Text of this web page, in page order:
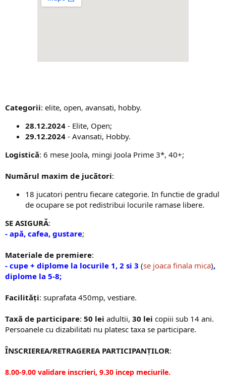
Categorii: elite, open, avansati, hobby.
28.12.2024 - Elite, Open;
29.12.2024 - Avansati, Hobby.
Logistică: 6 mese Joola, mingi Joola Prime 3*, 40+;
Numărul maxim de jucători:
18 jucatori pentru fiecare categorie. In functie de gradul
de ocupare se pot redistribui locurile ramase libere.
SE ASIGURĂ:
- apă, cafea, gustare;
Materiale de premiere:
- cupe + diplome la locurile 1, 2 si 3 (se joaca finala mica),
diplome la 5-8;
Facilități: suprafata 450mp, vestiare.
Taxă de participare: 50 lei adultii, 30 lei copiii sub 14 ani.
Persoanele cu dizabilitati nu platesc taxa se participare.
ÎNSCRIEREA/RETRAGEREA PARTICIPANȚILOR:
8.00-9.00 validare inscrieri, 9.30 incep meciurile.